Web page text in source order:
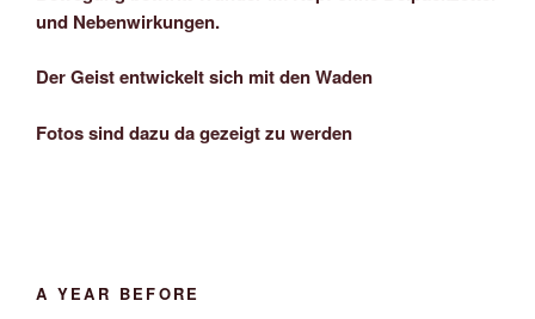
und Nebenwirkungen.
Der Geist entwickelt sich mit den Waden
Fotos sind dazu da gezeigt zu werden
A YEAR BEFORE